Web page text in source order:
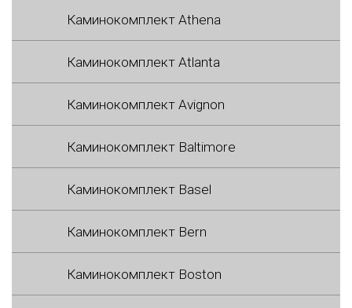
Каминокомплект Athena
Каминокомплект Atlanta
Каминокомплект Avignon
Каминокомплект Baltimore
Каминокомплект Basel
Каминокомплект Bern
Каминокомплект Boston